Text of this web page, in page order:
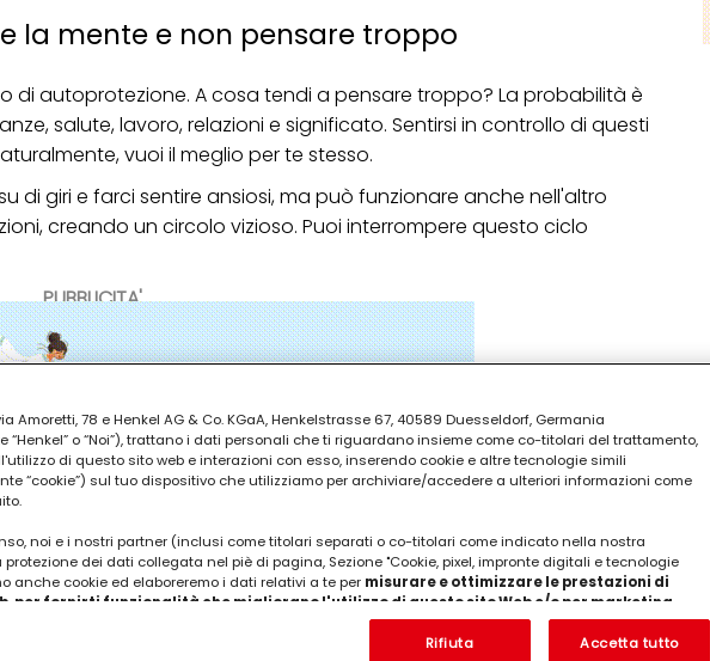
la mente e non pensare troppo
PUBBLICITA'
di autoprotezione. A cosa tendi a pensare troppo? La probabilità è
salute, lavoro, relazioni e significato. Sentirsi in controllo di questi
vuoi il meglio per te stesso.
di giri e farci sentire ansiosi, ma può funzionare anche nell'altro
creando un circolo vizioso. Puoi interrompere questo ciclo
Amoretti, 78 e Henkel AG & Co. KGaA, Henkelstrasse 67, 40589 Duesseldorf, Germania
“Henkel” o “Noi”), trattano i dati personali che ti riguardano insieme come co-titolari del trattamento,
di questo sito web e interazioni con esso, inserendo cookie e altre tecnologie simili
“cookie”) sul tuo dispositivo che utilizziamo per archiviare/accedere a ulteriori informazioni come
noi e i nostri partner (inclusi come titolari separati o co-titolari come indicato nella nostra
dei dati collegata nel piè di pagina, Sezione "Cookie, pixel, impronte digitali e tecnologie
anche cookie ed elaboreremo i dati relativi a te per misurare e ottimizzare le prestazioni di
per fornirti funzionalità che migliorano l'utilizzo di questo sito Web e/o per marketing
. Analizzeremo il tuo utilizzo di questo sito Web e le tue interazioni commerciali con noi
per cui lavori) per) e su tale base tracciare i tuoi acquisti dei nostri prodotti su siti Web di
Rifiuta Accetta tutto